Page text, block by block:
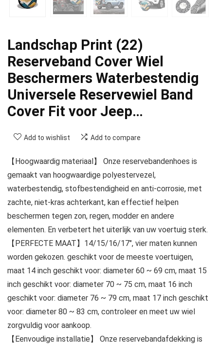
Landschap Print (22)
Reserveband Cover Wiel
Beschermers Waterbestendig
Universele Reservewiel Band
Cover Fit voor Jeep…
Add to wishlist Add to compare
【Hoogwaardig materiaal】 Onze reservebandenhoes is
gemaakt van hoogwaardige polyestervezel,
waterbestendig, stofbestendigheid en anti-corrosie, met
zachte, niet-kras achterkant, kan effectief helpen
beschermen tegen zon, regen, modder en andere
elementen. En verbetert het uiterlijk van uw voertuig sterk.
【PERFECTE MAAT】14/15/16/17″, vier maten kunnen
worden gekozen. geschikt voor de meeste voertuigen,
maat 14 inch geschikt voor: diameter 60 ~ 69 cm, maat 15
inch geschikt voor: diameter 70 ~ 75 cm, maat 16 inch
geschikt voor: diameter 76 ~ 79 cm, maat 17 inch geschikt
voor: diameter 80 ~ 83 cm, controleer en meet uw wiel
zorgvuldig voor aankoop.
【Eenvoudige installatie】 Onze reservebandafdekking is